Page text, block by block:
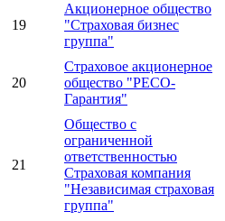
19
Акционерное общество
"Страховая бизнес
группа"
20
Страховое акционерное
общество "РЕСО-
Гарантия"
21
Общество с
ограниченной
ответственностью
Страховая компания
"Независимая страховая
группа"